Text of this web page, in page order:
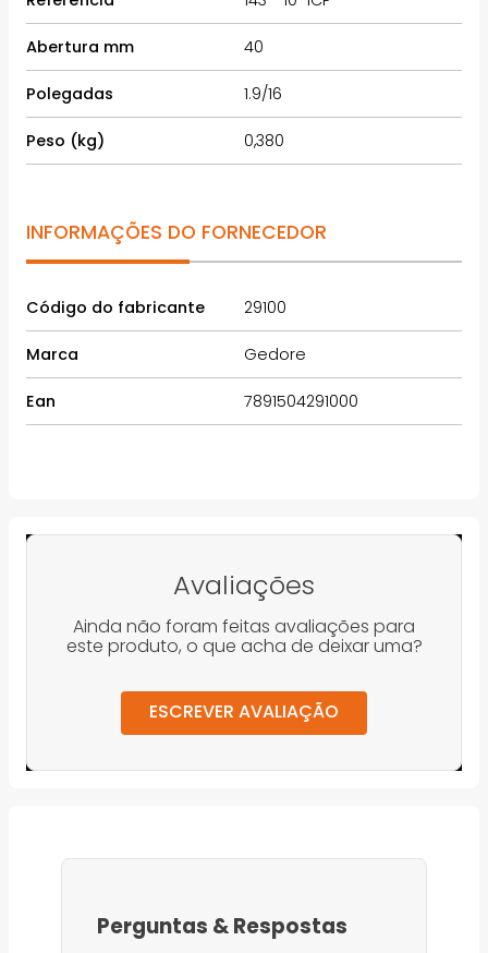
Abertura mm 40
Polegadas 1.9/16
Peso (kg) 0,380
INFORMAÇÕES DO FORNECEDOR
Código do fabricante 29100
Marca Gedore
Ean 7891504291000
Avaliações
Ainda não foram feitas avaliações para
este produto, o que acha de deixar uma?
ESCREVER AVALIAÇÃO
Perguntas &Respostas